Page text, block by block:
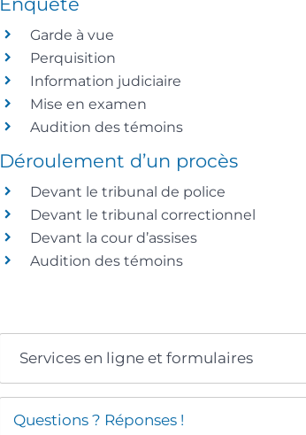
Garde à vue
Perquisition
Information judiciaire
Mise en examen
Audition des témoins
Déroulement d’un procès
Devant le tribunal de police
Devant le tribunal correctionnel
Devant la cour d’assises
Audition des témoins
Services en ligne et formulaires
Questions ? Réponses !